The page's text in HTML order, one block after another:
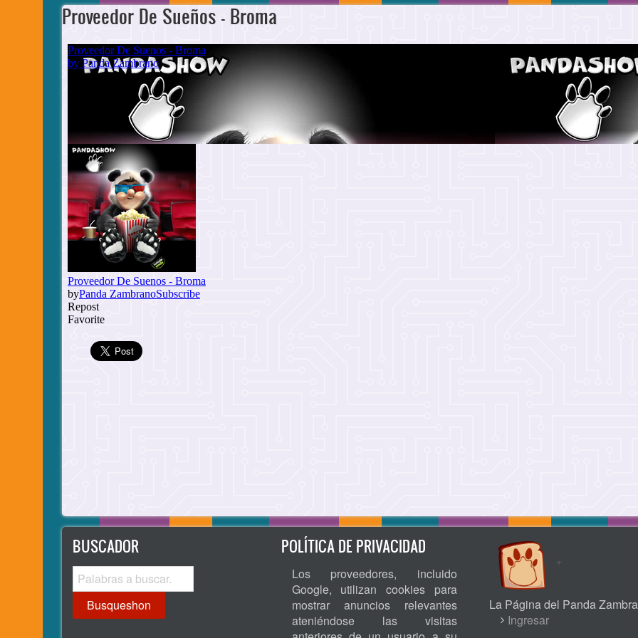
Proveedor De Sueños - Broma
BUSCADOR
Busqueshon
POLÍTICA DE PRIVACIDAD
Los proveedores, incluido
Google, utilizan cookies para
mostrar anuncios relevantes
ateniéndose las visitas
La Página del Panda
USERIngresar